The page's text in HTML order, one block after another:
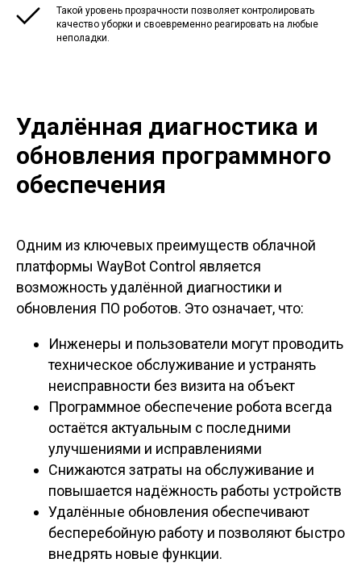
Такой уровень прозрачности позволяет контролировать
качество уборки и своевременно реагировать на любые
неполадки.
Удалённая диагностика и
обновления программного
обеспечения
Одним из ключевых преимуществ облачной
платформы WayBot Control является
возможность удалённой диагностики и
обновления ПО роботов. Это означает, что:
Инженеры и пользователи могут проводить
техническое обслуживание и устранять
неисправности без визита на объект
Программное обеспечение робота всегда
остаётся актуальным с последними
улучшениями и исправлениями
Снижаются затраты на обслуживание и
повышается надёжность работы устройств
Удалённые обновления обеспечивают
бесперебойную работу и позволяют быстро
внедрять новые функции.